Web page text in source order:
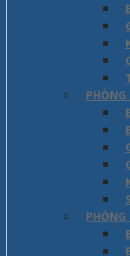
PHÒNG
PHÒNG